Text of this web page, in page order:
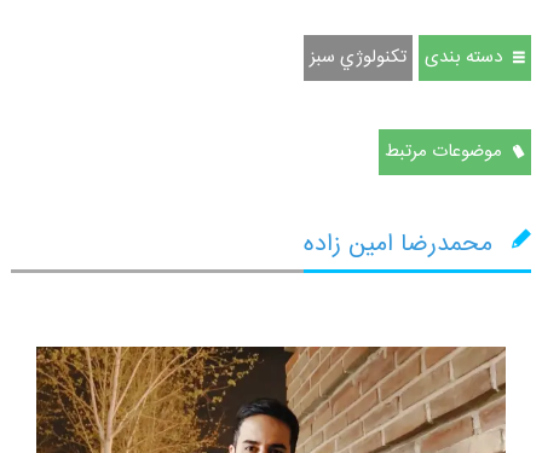
دسته بندی تكنولوژي سبز
موضوعات مرتبط
محمدرضا امین زاده